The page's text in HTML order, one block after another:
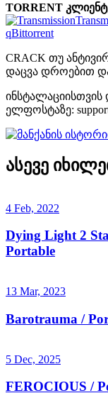
TORRENT
qBittorrent
CRACK თუ
დაცვა დროებით
ელფოსტაზე:
ასევე
4 Feb, 2022
Dying Light 2
Portable
13 Mar, 2023
Barotrauma /
5 Dec, 2025
FEROCIOUS /